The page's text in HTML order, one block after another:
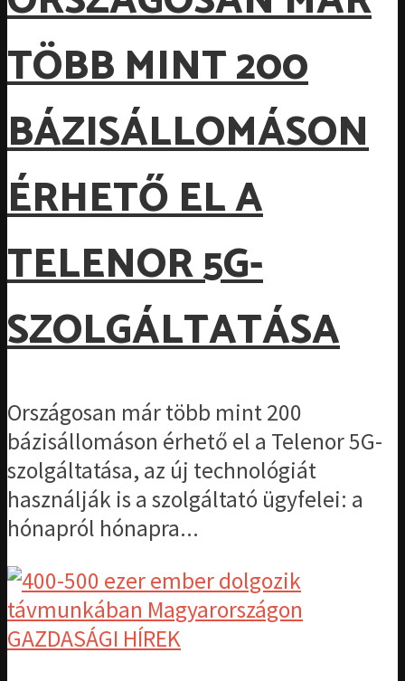
TÖBB MINT 200
BÁZISÁLLOMÁSON
ÉRHETŐ EL A
TELENOR 5G-
SZOLGÁLTATÁSA
Országosan már több mint 200
bázisállomáson érhető el a Telenor 5G-
szolgáltatása, az új technológiát
használják is a szolgáltató ügyfelei: a
hónapról hónapra...
GAZDASÁGI HÍREK